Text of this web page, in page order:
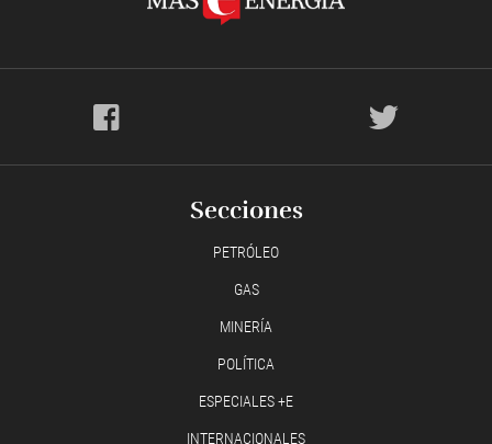
Secciones
PETRÓLEO
GAS
MINERÍA
POLÍTICA
ESPECIALES +E
INTERNACIONALES